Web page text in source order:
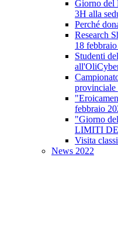
Giorno del
3H alla
Perché
Research
18
Studenti
febbraio
"Giorno
LIMITI
Visita
News 2022